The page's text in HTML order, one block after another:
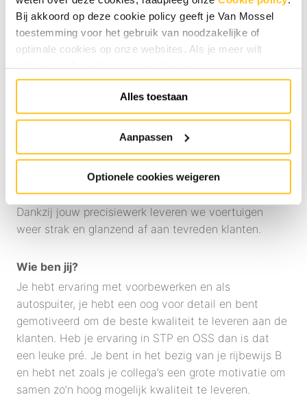
Bij akkoord op deze cookie policy geeft je Van Mossel
toestemming voor het gebruik van noodzakelijke of
optimale cookies op onze websites. Als je meer wilt
weten over hoe wij omgaan met jouw persoonsgegevens,
raadpleeg onzePrivacyverklaring. Specifiek voor
sollicitaties raadpleeg onzeHR Privacyverklaring
kunt de cookie instellingen te allen tijde aanpassen via de
link onderaan de website.
Alles toestaan
Aanpassen
Optionele cookies weigeren
schakel in het schadeherstelproces, van de
voorbereiding tot het eindresultaat. Je
werkzaamheden bestaan onder andere uit:
Klaarmaken van auto’s voor de spuitafdeling;
Mengen en bijtinten van kleuren;
Solutions (OSS) cabine;
houden van je werkplek.
Dankzij jouw precisiewerk leveren we voertuigen
weer strak en glanzend af aan tevreden klanten.
Wie ben jij?
Je hebt ervaring met voorbewerken en als
autospuiter, je hebt een oog voor detail en bent
gemotiveerd om de beste kwaliteit te leveren aan de
klanten. Heb je ervaring in STP en OSS dan is dat
een leuke pré. Je bent in het bezig van je rijbewijs B
en hebt net zoals je collega’s een grote motivatie om
samen zo’n hoog mogelijk kwaliteit te leveren.